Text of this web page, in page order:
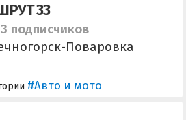
dzen.ru/sti
vk.com/subaru_mint
instagram.com/subaru_mi
33
подписчиков
Поваровка
#Авто и мото